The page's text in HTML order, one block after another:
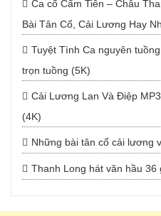
Ca cổ Cẩm Tiên – Châu
Bài Tân Cổ, Cải Lương Hay
Tuyệt Tình Ca nguyên
trọn tuồng (5K)
Cải Lương Lan Và Điệp
(4K)
Những bài tân cổ cải lương
Thanh Long hát văn hầu 36